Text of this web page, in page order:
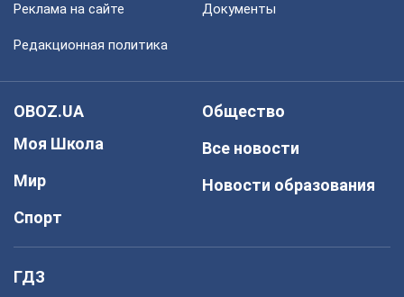
Реклама на сайте Документы
Редакционная политика
OBOZ.UA
Моя Школа
Мир
Спорт
Общество
Все новости
Новости образования
ГДЗ